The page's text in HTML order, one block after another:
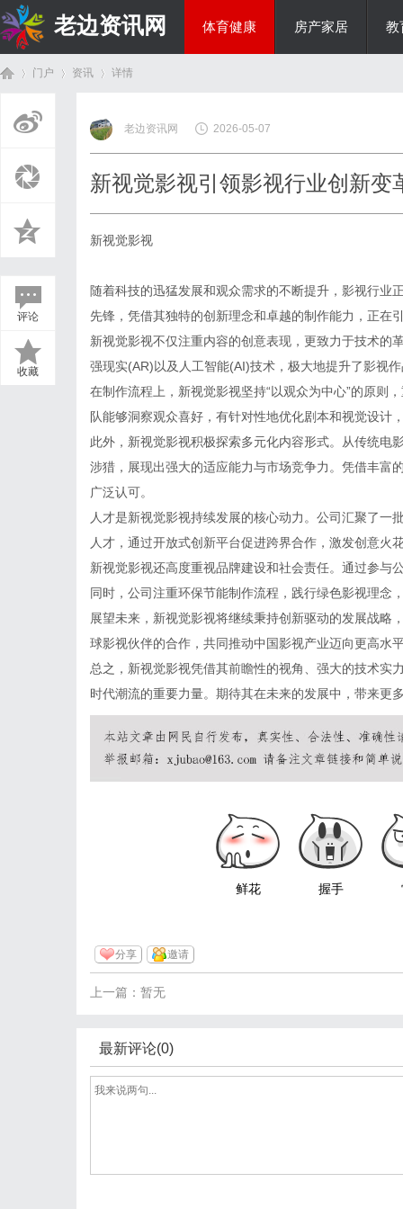
老边资讯网 体育健康 房产家居 教
门户 资讯
›
详情
评论
收藏
老边资讯网 2026-05-07
新视觉影视引领影视行业创新变
新视觉影视
随着科技的迅猛发展和观众需求的不断提升，影视行业
先锋，凭借其独特的创新理念和卓越的制作能力，正在
新视觉影视不仅注重内容的创意表现，更致力于技术的
强现实(AR)以及人工智能(AI)技术，极大地提升了影视
在制作流程上，新视觉影视坚持“以观众为中心”的原则
队能够洞察观众喜好，有针对性地优化剧本和视觉设计
此外，新视觉影视积极探索多元化内容形式。从传统电
涉猎，展现出强大的适应能力与市场竞争力。凭借丰富
广泛认可。
人才是新视觉影视持续发展的核心动力。公司汇聚了
人才，通过开放式创新平台促进跨界合作，激发创意火
新视觉影视还高度重视品牌建设和社会责任。通过参与
同时，公司注重环保节能制作流程，践行绿色影视理念
展望未来，新视觉影视将继续秉持创新驱动的发展战略
球影视伙伴的合作，共同推动中国影视产业迈向更高水
总之，新视觉影视凭借其前瞻性的视角、强大的技术实
时代潮流的重要力量。期待其在未来的发展中，带来更
鲜花 握手
分享 邀请
上一篇：暂无
最新评论(0)